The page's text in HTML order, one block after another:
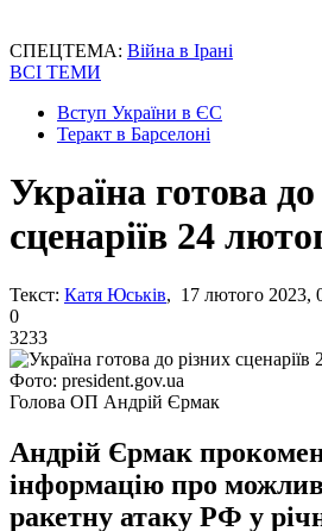
СПЕЦТЕМА: Війна в Ірані
ВСІ ТЕМИ
Вступ України в ЄС
Теракт в Барселоні
Україна готова до
сценаріїв 24
Текст: Катя Юськів, 17 лютого 2023,
0
3233
Фото: president.gov.ua
Голова ОП Андрій Єрмак
Андрій Єрмак
інформацію про
ракетну атаку РФ у